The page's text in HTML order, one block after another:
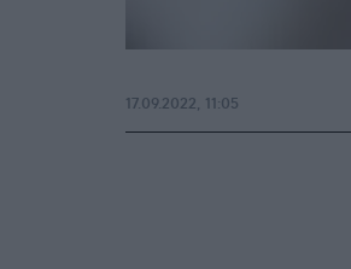
17.09.2022, 11:05